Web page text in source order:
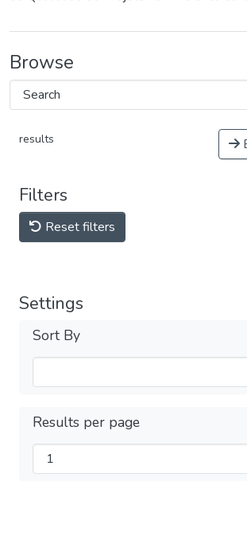
Browse
results
Filters
Reset filters
Settings
Sort By
Results per page